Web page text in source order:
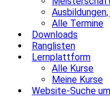
Alle Termine
Downloads
Ranglisten
Lernplattform
Alle Kurse
Meine Kurse
Website-Suche